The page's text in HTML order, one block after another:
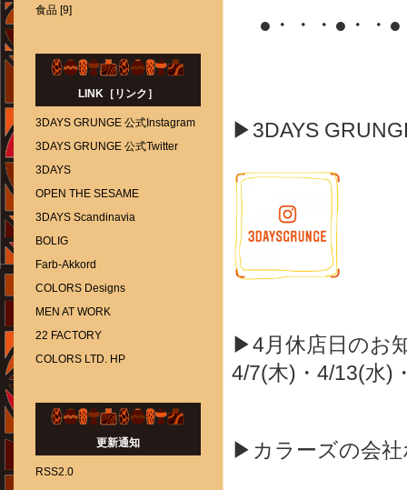
●・・・●・・
▶3DAYS
▶4月休店日のお
4/7(木)・4/13(水)
▶カラーズの会
食品 [9]
LINK［リンク］
3DAYS GRUNGE 公式Instagram
3DAYS GRUNGE 公式Twitter
3DAYS
OPEN THE SESAME
3DAYS Scandinavia
BOLIG
Farb-Akkord
COLORS Designs
MEN AT WORK
22 FACTORY
COLORS LTD. HP
更新通知
RSS2.0